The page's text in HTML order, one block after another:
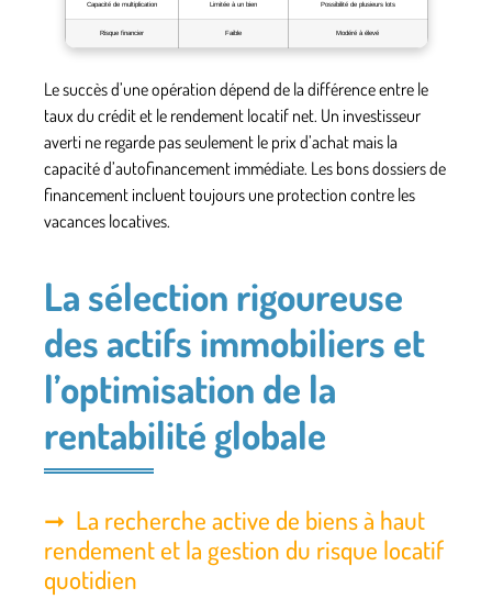
Capacité de multiplication Limitée à un bien Possibilité de plusieurs lots
Risque financier Faible Modéré à élevé
Le succès d’une opération dépend de la différence entre le
taux du crédit et le rendement locatif net. Un investisseur
averti ne regarde pas seulement le prix d’achat mais la
capacité d’autofinancement immédiate. Les bons dossiers de
financement incluent toujours une protection contre les
vacances locatives.
La sélection rigoureuse
des actifs immobiliers et
l’optimisation de la
rentabilité globale
La recherche active de biens à haut
rendement et la gestion du risque locatif
quotidien